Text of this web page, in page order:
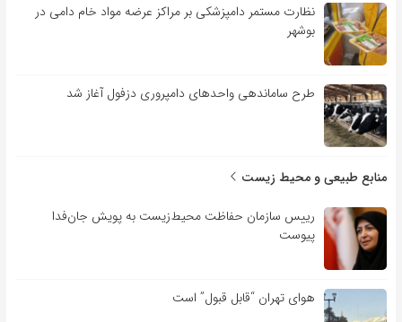
نظارت مستمر دامپزشکی بر مراکز عرضه مواد خام دامی در
بوشهر
طرح ساماندهی واحدهای دامپروری دزفول آغاز شد
منابع طبیعی و محیط زیست
رییس سازمان حفاظت محیط‌زیست به پویش جان‌فدا
پیوست
هوای تهران “قابل قبول” است